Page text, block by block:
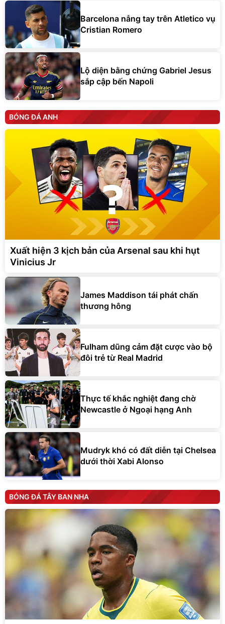
Barcelona nẫng tay trên Atletico vụ
Cristian Romero
Lộ diện bằng chứng Gabriel Jesus
sắp cập bến Napoli
BÓNG ĐÁ ANH
Xuất hiện 3 kịch bản của Arsenal sau khi hụt
Vinicius Jr
James Maddison tái phát chấn
thương hông
Fulham dũng cảm đặt cược vào bộ
đôi trẻ từ Real Madrid
Thực tế khắc nghiệt đang chờ
Newcastle ở Ngoại hạng Anh
Mudryk khó có đất diễn tại Chelsea
dưới thời Xabi Alonso
BÓNG ĐÁ TÂY BAN NHA